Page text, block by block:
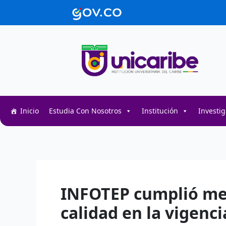
Inicio Estudia Con Nosotros Institución
INFOTEP cumplió
calidad en la